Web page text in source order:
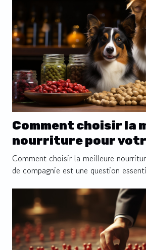
Comment choisir la
nourriture pour
de compagnie à Lyon
Comment choisir la meilleure
de compagnie est une question